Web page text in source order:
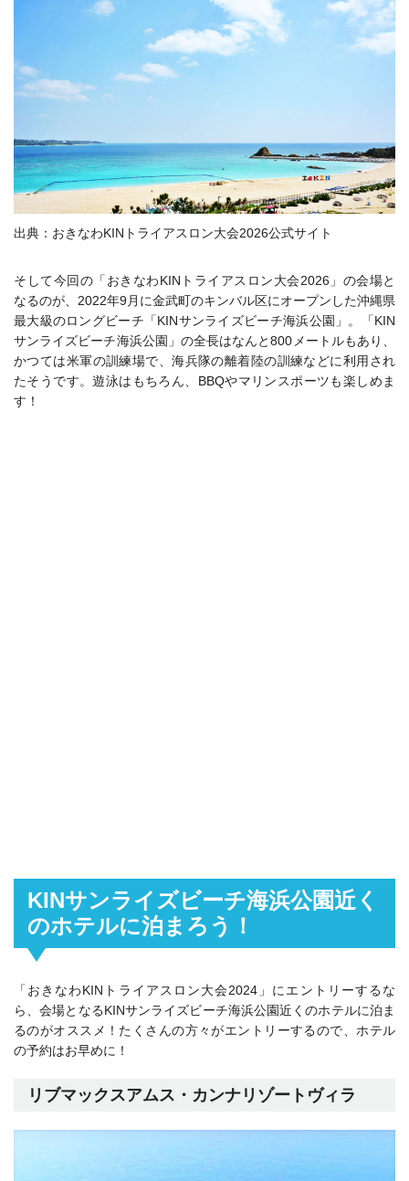
出典：おきなわKINトライアスロン大会2026公式サイト
そして今回の「おきなわKINトライアスロン大会2026」の会場と
なるのが、2022年9月に金武町のキンバル区にオープンした沖縄県
最大級のロングビーチ「KINサンライズビーチ海浜公園」。「KIN
サンライズビーチ海浜公園」の全長はなんと800メートルもあり、
かつては米軍の訓練場で、海兵隊の離着陸の訓練などに利用され
たそうです。遊泳はもちろん、BBQやマリンスポーツも楽しめま
す！
KINサンライズビーチ海浜公園近く
のホテルに泊まろう！
「おきなわKINトライアスロン大会2024」にエントリーするな
ら、会場となるKINサンライズビーチ海浜公園近くのホテルに泊ま
るのがオススメ！たくさんの方々がエントリーするので、ホテル
の予約はお早めに！
リブマックスアムス・カンナリゾートヴィラ